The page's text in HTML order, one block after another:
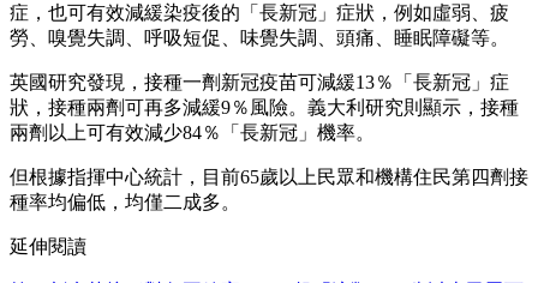
症，也可有效減緩染疫後的「長新冠」症狀，例如虛弱、疲
勞、嗅覺失調、呼吸短促、味覺失調、頭痛、睡眠障礙等。
英國研究發現，接種一劑新冠疫苗可減緩13％「長新冠」症
狀，接種兩劑可再多減緩9％風險。義大利研究則顯示，接種
兩劑以上可有效減少84％「長新冠」機率。
但根據指揮中心統計，目前65歲以上民眾和機構住民第四劑接
種率均偏低，均僅二成多。
延伸閱讀